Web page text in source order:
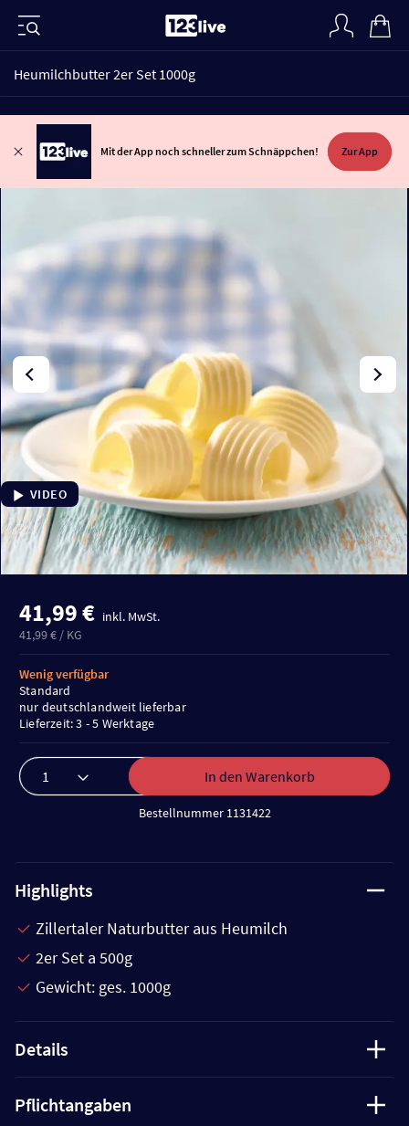
Heumilchbutter 2er Set 1000g
Mit der App noch schneller zum Schnäppchen! Zur App
VIDEO
41,99 € inkl. MwSt.
41,99 € / KG
In den Warenkorb
Bestellnummer 1131422
Wenig verfügbar
Standard
nur deutschlandweit lieferbar
Lieferzeit: 3 - 5 Werktage
Highlights
Zillertaler Naturbutter aus Heumilch
2er Set a 500g
Gewicht: ges. 1000g
Details
Pflichtangaben